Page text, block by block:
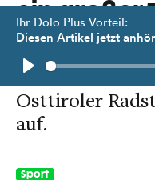
Ihr Dolo Plus Vorteil:
Diesen Artikel jetzt
Play
ein großer
Auf der
d’Italia liefen
Osttiroler
auf.
Sport